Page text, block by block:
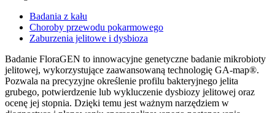
Badania z kału
Choroby przewodu pokarmowego
Zaburzenia jelitowe i dysbioza
Badanie FloraGEN to innowacyjne genetyczne badanie mikrobioty
jelitowej, wykorzystujące zaawansowaną technologię GA-map®.
Pozwala na precyzyjne określenie profilu bakteryjnego jelita
grubego, potwierdzenie lub wykluczenie dysbiozy jelitowej oraz
ocenę jej stopnia. Dzięki temu jest ważnym narzędziem w